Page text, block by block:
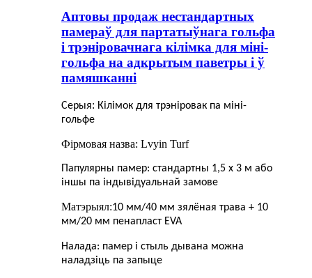
Аптовы продаж нестандартных
памераў для партатыўнага гольфа
і трэніровачнага кілімка для міні-
гольфа на адкрытым паветры і ў
памяшканні
Серыя: Кілімок для трэніровак па міні-
гольфе
Фірмовая назва: Lvyin Turf
Папулярны памер: стандартны 1,5 х 3 м або
іншы па індывідуальнай замове
Матэрыял:10 мм/40 мм зялёная трава + 10
мм/20 мм пенапласт EVA
Налада: памер і стыль дывана можна
наладзіць па запыце